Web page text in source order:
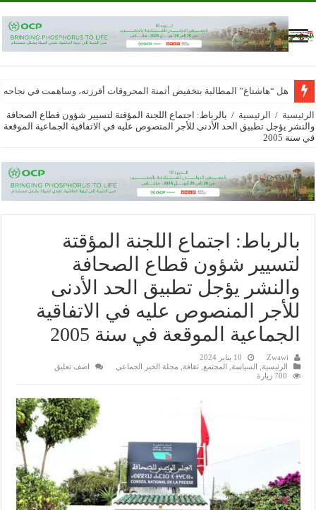
هل “هاشتاغ” المطالبة بتخفيض أثمنة المحروقات أفرزته، وساهمت في
الرئيسية / الرئيسية / بالرباط: اجتماع اللجنة المؤقتة لتسيير شؤون قطاع الصحافة
والنشر يؤجل تطبيق الحد الأدنى للأجر المنصوص عليه في الاتفاقية الجماعية الموقعة
في سنة 2005
بالرباط: اجتماع اللجنة المؤقتة
لتسيير شؤون قطاع الصحافة
والنشر يؤجل تطبيق الحد الأدنى
للأجر المنصوص عليه في الاتفاقية
الجماعية الموقعة في سنة 2005
Zwawi
10 يناير 2024
الرئيسية
السياسة المجتمع ,ثقافة مجلة الخبر الجماعي
اضف تعليق
700 زيارة